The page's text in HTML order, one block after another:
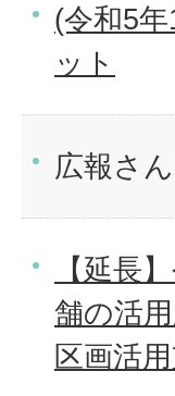
(令和5
ット
広報さ
【延長
舗の活
区画活